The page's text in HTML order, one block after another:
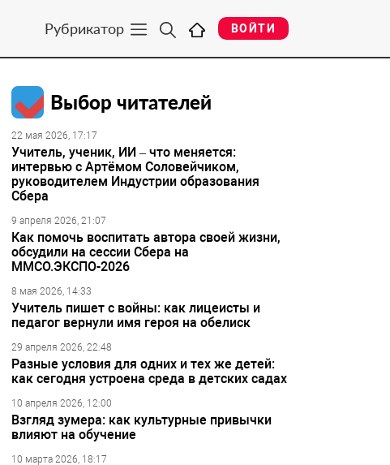
Рубрикатор ВОЙТИ
Выбор читателей
22 мая 2026, 17:17
Учитель, ученик, ИИ – что меняется:
интервью с Артёмом Соловейчиком,
руководителем Индустрии образования
Сбера
9 апреля 2026, 21:07
Как помочь воспитать автора своей жизни,
обсудили на сессии Сбера на
ММСО.ЭКСПО-2026
8 мая 2026, 14:33
Учитель пишет с войны: как лицеисты и
педагог вернули имя героя на обелиск
29 апреля 2026, 22:48
Разные условия для одних и тех же детей:
как сегодня устроена среда в детских садах
10 апреля 2026, 12:00
Взгляд зумера: как культурные привычки
влияют на обучение
10 марта 2026, 18:17